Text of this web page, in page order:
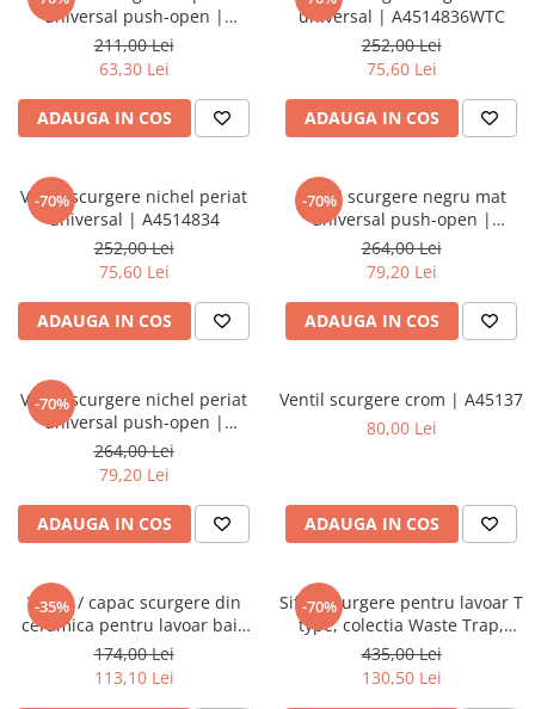
Baterii lavoar montare pe tavan
Baterii pentru bideu
Robinete baie
Robinete coltar
Robinete de trecere
universal push-open |
A4514926
211,00 Lei
63,30 Lei
ADAUGA IN COS
universal | A4514836WTC
252,00 Lei
75,60 Lei
ADAUGA IN COS
-70%
Ventil scurgere nichel periat
universal | A4514834
252,00 Lei
75,60 Lei
ADAUGA IN COS
-70%
Ventil scurgere negru mat
universal push-open |
A4514936WTC
264,00 Lei
79,20 Lei
ADAUGA IN COS
-70%
Ventil scurgere nichel periat
universal push-open |
A4514934
264,00 Lei
79,20 Lei
ADAUGA IN COS
Ventil scurgere crom | A45137
80,00 Lei
ADAUGA IN COS
-35%
Ventil / capac scurgere din
ceramica pentru lavoar baie
alb | 6392L003-0159
174,00 Lei
113,10 Lei
-70%
Sifon scurgere pentru lavoar T
type, colectia Waste Trap,
cupru | A4512326
435,00 Lei
130,50 Lei